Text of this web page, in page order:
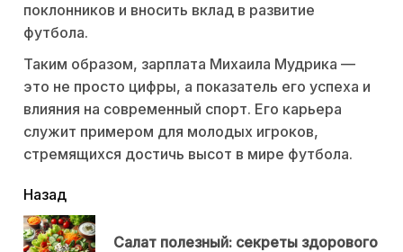
поклонников и вносить вклад в развитие
футбола.
Таким образом, зарплата Михаила Мудрика —
это не просто цифры, а показатель его успеха и
влияния на современный спорт. Его карьера
служит примером для молодых игроков,
стремящихся достичь высот в мире футбола.
читать
еще
Назад
Салат полезный: секреты здорового